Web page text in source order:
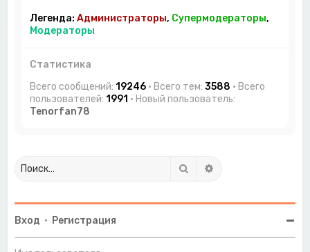
Легенда:Администраторы, Супермодераторы,
Модераторы
Статистика
Всего сообщений:19246 • Всего тем:3588 • Всего
пользователей:1991 • Новый пользователь:
Tenorfan78
Поиск
Вход • Регистрация